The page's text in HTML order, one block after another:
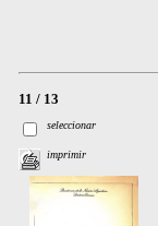
11 / 13
seleccionar
imprimir